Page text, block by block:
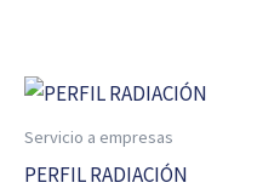
Servicio a empresas
PERFIL RADIACIÓN